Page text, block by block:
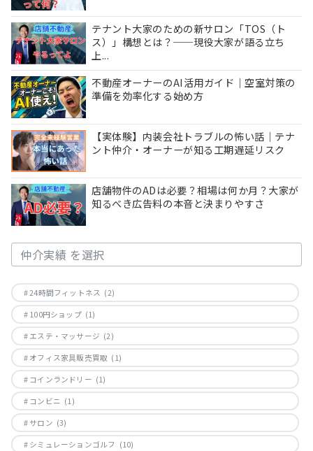
テナント大家のための新サロン「TOS（ト
ス）」構想とは？──現役大家が語る立ち
上...
不動産オーナーのAI活用ガイド｜空室対策の
準備を効率化する始め方
【実体験】内装会社トラブルの怖い話｜テナ
ント仲介・オーナーが知る工期遅延リスク
店舗物件のADは必要？相場は何か月？大家が
知るべき広告料の本音と決まりやすさ
CAT［仲介実績］
24時間フィットネス (2)
100円ショップ (1)
エステ・マッサージ (2)
オフィス家具販売買取 (1)
コインランドリー (1)
コンビニ (1)
サロン (3)
シミュレーションゴルフ (10)